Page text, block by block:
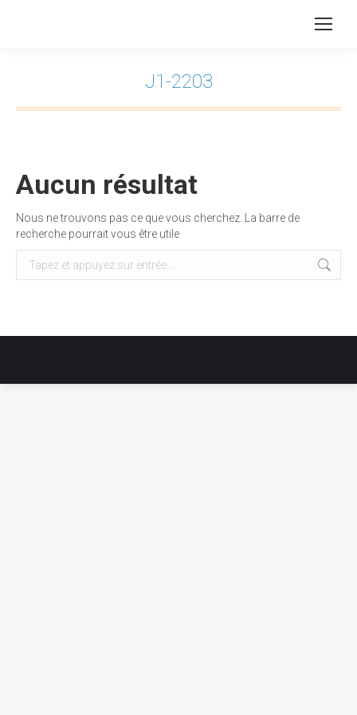
J1-2203
Aucun résultat
Nous ne trouvons pas ce que vous cherchez. La barre de
recherche pourrait vous être utile
Recherche